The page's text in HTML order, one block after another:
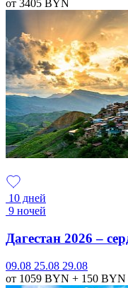
от 3405 BYN
10 дней
9 ночей
Дагестан 2026 –
09.08 25.08 29.08
от 1059 BYN + 150 BYN